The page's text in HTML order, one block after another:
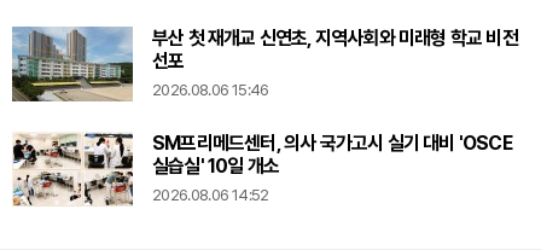
부산 첫 재개교 신연초, 지역사회와 미래형 학교 비전
선포
2026.08.06 15:46
SM프리메드센터, 의사 국가고시 실기 대비 'OSCE
실습실' 10일 개소
2026.08.06 14:52